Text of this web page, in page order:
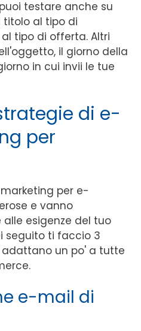
testare anche su
titolo al tipo di
tipo di offerta. Altri
il giorno della
in cui invii le tue
di e-
per
per e-
e vanno
alle esigenze del tuo
seguito ti faccio 3
un po' a tutte
e-mail di